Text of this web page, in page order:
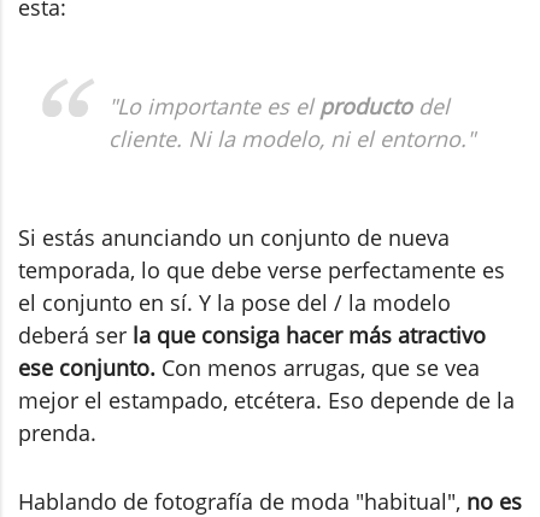
esta:
"Lo importante es el productodel
cliente. Ni la modelo, ni el entorno."
Si estás anunciando un conjunto de nueva
temporada, lo que debe verse perfectamente es
el conjunto en sí. Y la pose del / la modelo
deberá ser la que consiga hacer más atractivo
ese conjunto. Con menos arrugas, que se vea
mejor el estampado, etcétera. Eso depende de la
prenda.
Hablando de fotografía de moda "habitual", no es